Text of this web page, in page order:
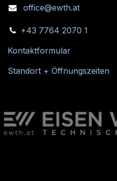
office@ewth.at
+43 7764 2070 1
Kontaktformular
Standort + Öffnungszeiten